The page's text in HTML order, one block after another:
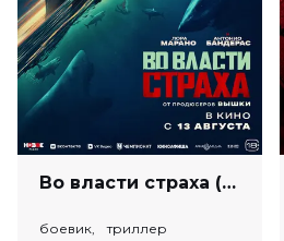
Во власти страха (18+)
боевик, триллер